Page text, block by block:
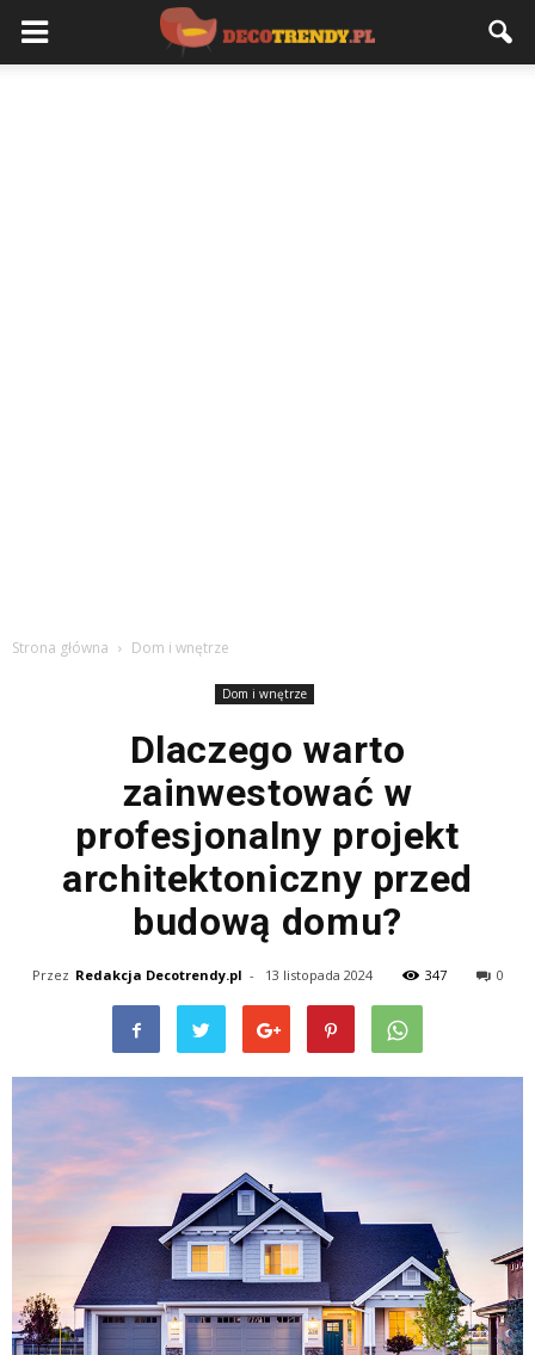
Strona główna Dom i wnętrze
Dom i wnętrze
Dlaczego warto
zainwestować w
profesjonalny projekt
architektoniczny przed
budową domu?
Przez Redakcja Decotrendy.pl - 13 listopada 2024 347 0